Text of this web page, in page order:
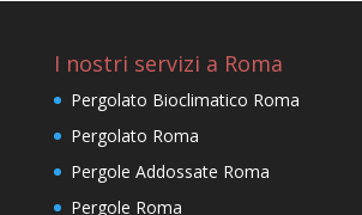
I nostri servizi a Roma
Pergolato Bioclimatico Roma
Pergolato Roma
Pergole Addossate Roma
Pergole Roma